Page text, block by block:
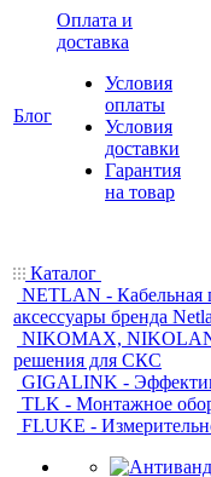
Блог
Оплата и
доставка
Условия
оплаты
Условия
доставки
Гарантия
на товар
Каталог
NETLAN - Кабельная
аксессуары бренда
NIKOMAX, NIKOLAN
решения для СКС
GIGALINK -
TLK - Монтажное
FLUKE -